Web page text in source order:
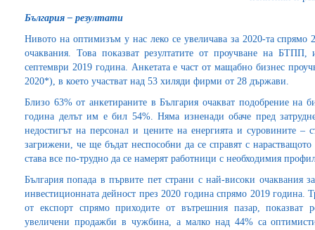
България – резултати
Нивото на оптимизъм у нас леко се увеличава за 2020-та
очаквания. Това показват резултатите от проучване на
септември 2019 година. Анкетата е част от мащабно бизнес
2020*), в което участват над 53 хиляди фирми от 28 държави.
Близо 63% от анкетираните в България очакват подобрение на
година делът им е бил 54%. Няма изненади обаче пред
недостигът на персонал и цените на енергията и суровините
загрижени, че ще бъдат неспособни да се справят с
става все по-трудно да се намерят работници с необходимия
България попада в първите пет страни с най-високи очаквания
инвестиционната дейност през 2020 година спрямо 2019 година.
от експорт спрямо приходите от вътрешния пазар, показват
увеличени продажби в чужбина, а малко над 44% са